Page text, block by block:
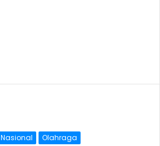
Nasional Olahraga